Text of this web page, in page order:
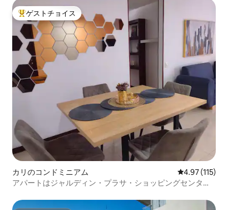
大好評のゲストチョイスです。
ゲストチョイス
カリのコンドミニアム レビュー115
4.97 (115)
アパートはジャルディン・プラサ・ショッピングセンター